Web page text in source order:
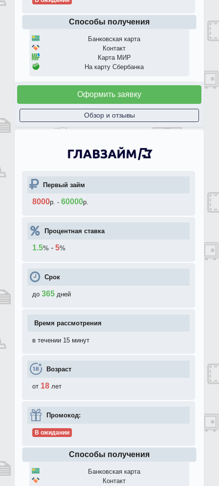
Способы получения
Банковская карта
Контакт
Карта МИР
На карту Сбербанка
Оформить заявку
Обзор и отзывы
Первый займ
8000р. - 60000р.
Процентная ставка
1.5% - 5%
Срок
до 365 дней
Время рассмотрения
в течении 15 минут
Возраст
от 18 лет
Промокод:
В ожидании
Способы получения
Банковская карта
Контакт